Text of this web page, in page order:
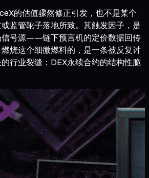
的估值骤然修正引发，也不是某个
监管靴子落地所致。其触发因子，是
信号源——链下预言机的定价数据回传
烧这个细微燃料的，是一条被反复讨
行业裂缝：DEX永续合约的结构性脆